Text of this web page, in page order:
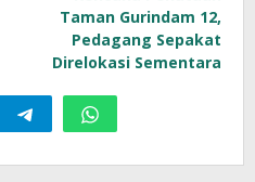
Taman Gurindam 12,
Pedagang Sepakat
Direlokasi Sementara